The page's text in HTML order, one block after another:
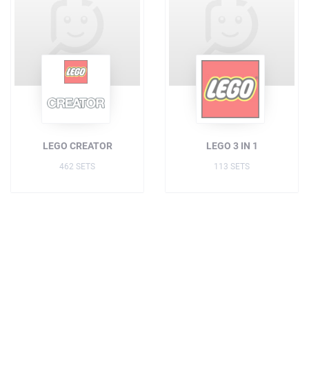
LEGO CREATOR
462 SETS
LEGO 3 IN 1
113 SETS